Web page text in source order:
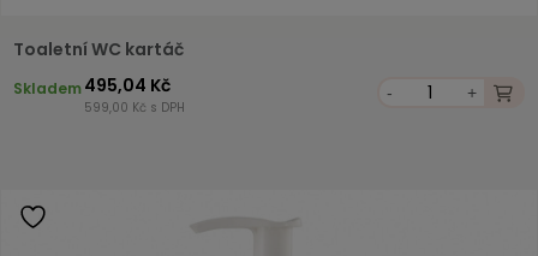
Toaletní WC kartáč
Skladem495,04 Kč
599,00 Kč s DPH
- +